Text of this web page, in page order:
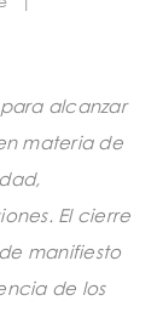
alcanzar
materia de
El cierre
manifiesto
de los